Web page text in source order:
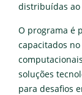
distribuídas ao
O programa é
capacitados
soluções
para desafios